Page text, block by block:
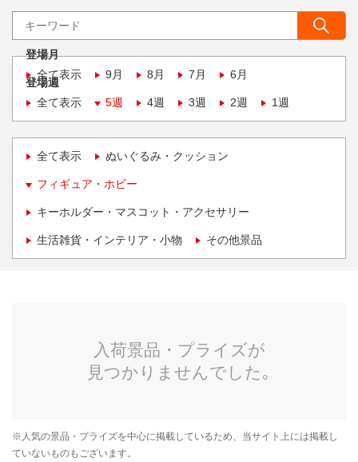
登場月
全て表示
9月 8月 7月 6月
登場週
全て表示
5週 4週 3週 2週 1週
全て表示 ぬいぐるみ・クッション
フィギュア・ホビー
キーホルダー・マスコット・アクセサリー
生活雑貨・インテリア・小物 その他景品